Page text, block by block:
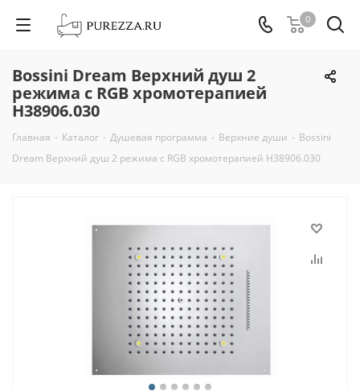
0
Bossini Dream Верхний душ 2
режима с RGB хромотерапией
H38906.030
Главная - Каталог - Душевая программа - Верхние души - Bossini
Dream Верхний душ 2 режима с RGB хромотерапией H38906.030